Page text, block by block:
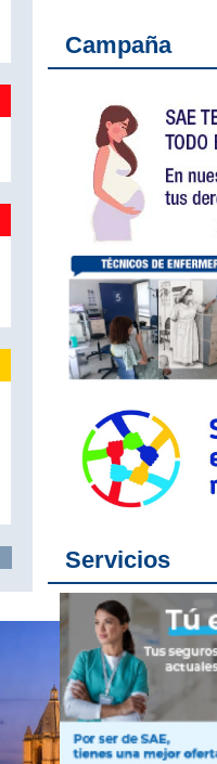
Campaña
Servicios